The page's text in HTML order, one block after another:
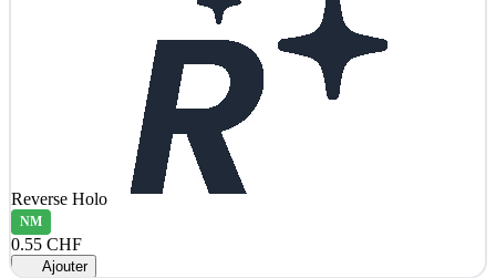
Reverse Holo
NM
0.55 CHF
Ajouter